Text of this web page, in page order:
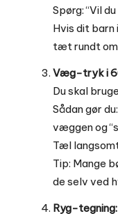
Spørg: “Vil
Hvis dit barn
tæt rundt om
Væg-tryk i
Du skal
Sådan gør
væggen og
Tæl
Tip: Mange
de selv ved
Ryg-